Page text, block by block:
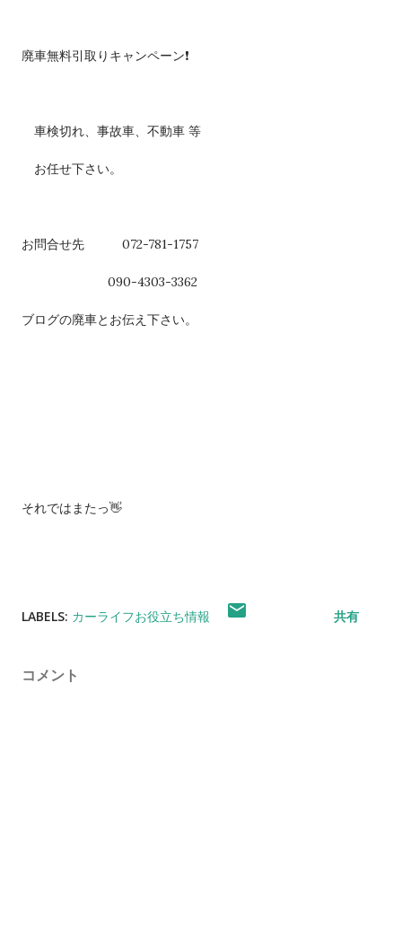
廃車無料引取りキャンペーン❗️
車検切れ、事故車、不動車 等
お任せ下さい。
お問合せ先 072-781-1757
090-4303-3362
ブログの廃車とお伝え下さい。
それではまたっ👋
LABELS: カーライフお役立ち情報 共有
コメント